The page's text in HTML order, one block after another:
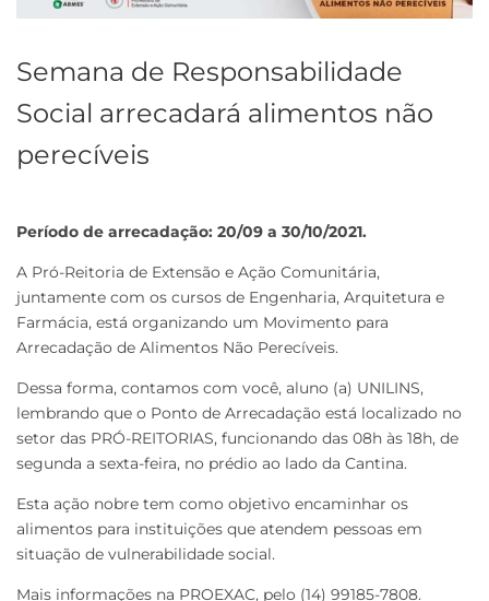
Semana de Responsabilidade
Social arrecadará alimentos não
perecíveis
Período de arrecadação: 20/09 a 30/10/2021.
A Pró-Reitoria de Extensão e Ação Comunitária,
juntamente com os cursos de Engenharia, Arquitetura e
Farmácia, está organizando um Movimento para
Arrecadação de Alimentos Não Perecíveis.
Dessa forma, contamos com você, aluno (a) UNILINS,
lembrando que o Ponto de Arrecadação está localizado no
setor das PRÓ-REITORIAS, funcionando das 08h às 18h, de
segunda a sexta-feira, no prédio ao lado da Cantina.
Esta ação nobre tem como objetivo encaminhar os
alimentos para instituições que atendem pessoas em
situação de vulnerabilidade social.
Mais informações na PROEXAC, pelo (14) 99185-7808.